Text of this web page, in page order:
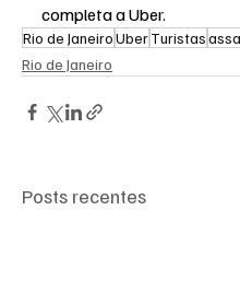
completa a Uber.
Rio de JaneiroUberTuristas
Rio de Janeiro
Posts recentes